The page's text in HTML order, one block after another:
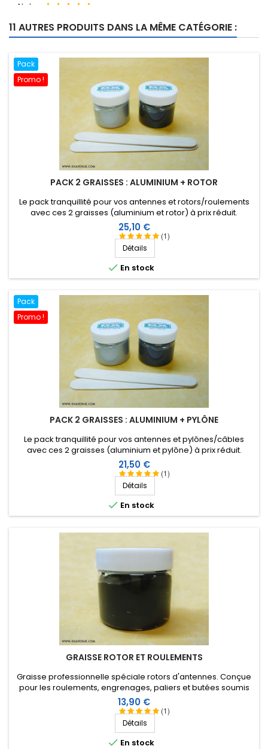
Note:
(Rouy Le Petit, France)
conforme
Note:
Gheorghe D
22/10/2019
(vatra dornei, Roumanie)
11 AUTRES PRODUITS DANS LA MÊME CATÉGORIE :
Pack
Promo !
PACK 2 GRAISSES : ALUMINIUM + ROTOR
(1)
Le pack tranquillité pour vos antennes et rotors/roulements
avec ces 2 graisses (aluminium et rotor) à prix réduit.
Prix
25,10 €
Détails
 En stock
Pack
Promo !
PACK 2 GRAISSES : ALUMINIUM + PYLÔNE
(1)
Le pack tranquillité pour vos antennes et pylônes/câbles
avec ces 2 graisses (aluminium et pylône) à prix réduit.
Prix
21,50 €
Détails
 En stock
GRAISSE ROTOR ET ROULEMENTS
(1)
Graisse professionnelle spéciale rotors d'antennes. Conçue
pour les roulements, engrenages, paliers et butées soumis
aux pressions extrêmes. Totalement insoluble dans l'eau.
Excellente tenue à l'eau de mer.
Prix
13,90 €
Détails
 En stock